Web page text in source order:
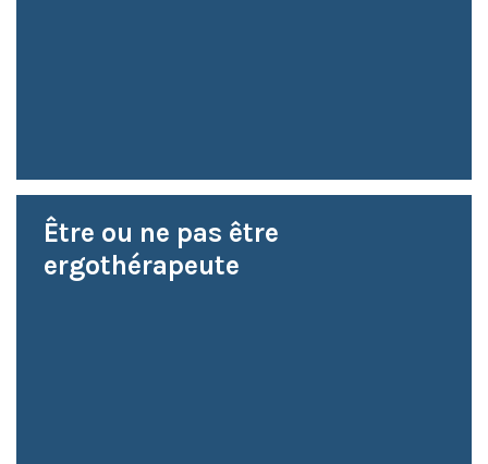
Être ou ne pas être
ergothérapeute